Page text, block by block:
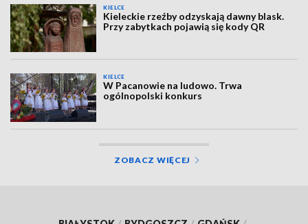
KIELCE
Kieleckie rzeźby odzyskają dawny blask.
Przy zabytkach pojawią się kody QR
KIELCE
W Pacanowie na ludowo. Trwa
ogólnopolski konkurs
ZOBACZ WIĘCEJ